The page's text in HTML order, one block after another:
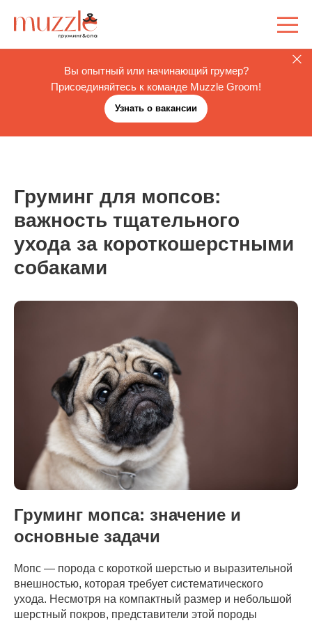
Вы опытный или начинающий грумер?
Присоединяйтесь к команде Muzzle Groom!
Узнать о вакансии
Груминг для мопсов:
важность тщательного
ухода за короткошерстными
собаками
Груминг мопса: значение и
основные задачи
Мопс — порода с короткой шерстью и выразительной
внешностью, которая требует систематического
ухода. Несмотря на компактный размер и небольшой
шерстный покров, представители этой породы